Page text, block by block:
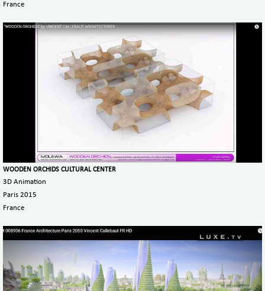
France
WOODEN ORCHIDS CULTURAL CENTER
3D Animation
Paris 2015
France